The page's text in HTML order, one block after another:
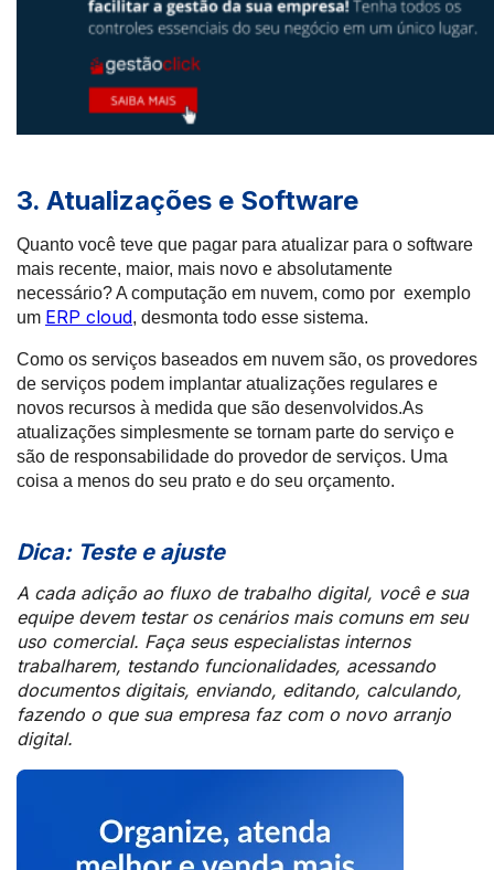
3. Atualizações e Software
Quanto você teve que pagar para atualizar para o software
mais recente, maior, mais novo e absolutamente
necessário? A computação em nuvem, como por exemplo
um ERP cloud, desmonta todo esse sistema.
Como os serviços baseados em nuvem são, os provedores
de serviços podem implantar atualizações regulares e
novos recursos à medida que são desenvolvidos.As
atualizações simplesmente se tornam parte do serviço e
são de responsabilidade do provedor de serviços. Uma
coisa a menos do seu prato e do seu orçamento.
Dica: Teste e ajuste
A cada adição ao fluxo de trabalho digital, você e sua
equipe devem testar os cenários mais comuns em seu
uso comercial. Faça seus especialistas internos
trabalharem, testando funcionalidades, acessando
documentos digitais, enviando, editando, calculando,
fazendo o que sua empresa faz com o novo arranjo
digital.